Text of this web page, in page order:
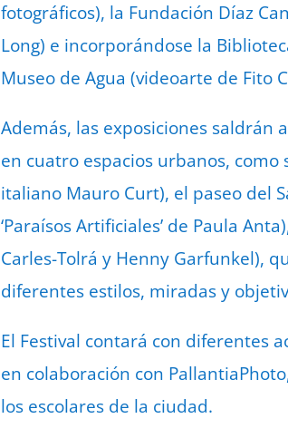
fotográficos), la Fundación Díaz
Long) e incorporándose la
Museo de Agua (videoarte de Fito
Además, las exposiciones saldrán
en cuatro espacios urbanos,
italiano Mauro Curt), el paseo del
‘Paraísos Artificiales’ de Paula
Carles-Tolrá y Henny Garfunkel),
diferentes estilos, miradas y
El Festival contará con diferentes
en colaboración con
los escolares de la ciudad.